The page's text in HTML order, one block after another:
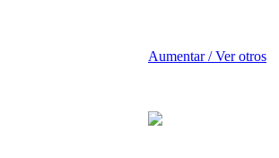
Aumentar / Ver otros